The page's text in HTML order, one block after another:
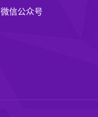
微信公众号